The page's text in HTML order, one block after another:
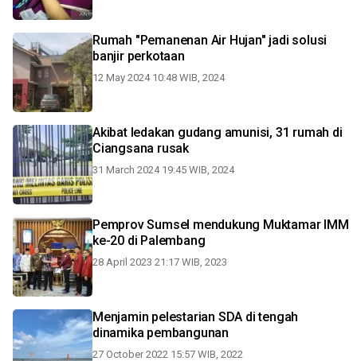
Rumah "Pemanenan Air Hujan" jadi solusi
banjir perkotaan
12 May 2024 10:48 WIB, 2024
Akibat ledakan gudang amunisi, 31 rumah di
Ciangsana rusak
31 March 2024 19:45 WIB, 2024
Pemprov Sumsel mendukung Muktamar IMM
ke-20 di Palembang
28 April 2023 21:17 WIB, 2023
Menjamin pelestarian SDA di tengah
dinamika pembangunan
27 October 2022 15:57 WIB, 2022